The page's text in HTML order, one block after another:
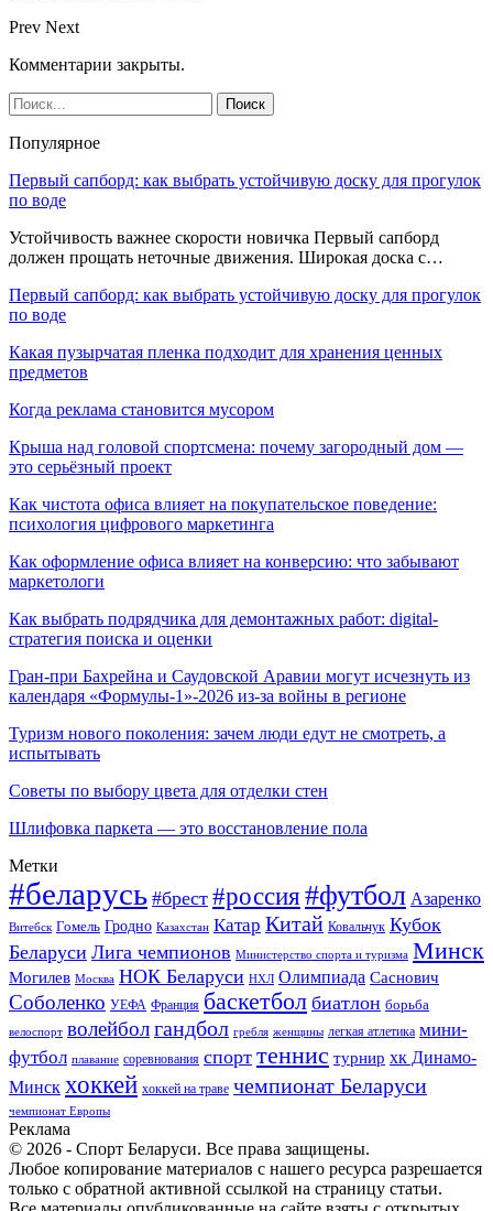
Prev Next
Комментарии закрыты.
Популярное
Первый сапборд: как выбрать устойчивую доску для прогулок
по воде
Устойчивость важнее скорости новичка Первый сапборд
должен прощать неточные движения. Широкая доска с…
Первый сапборд: как выбрать устойчивую доску для прогулок
по воде
Какая пузырчатая пленка подходит для хранения ценных
предметов
Когда реклама становится мусором
Крыша над головой спортсмена: почему загородный дом —
это серьёзный проект
Как чистота офиса влияет на покупательское поведение:
психология цифрового маркетинга
Как оформление офиса влияет на конверсию: что забывают
маркетологи
Как выбрать подрядчика для демонтажных работ: digital-
стратегия поиска и оценки
Гран-при Бахрейна и Саудовской Аравии могут исчезнуть из
календаря «Формулы-1»-2026 из-за войны в регионе
Туризм нового поколения: зачем люди едут не смотреть, а
испытывать
Советы по выбору цвета для отделки стен
Шлифовка паркета — это восстановление пола
Метки
#беларусь #брест #россия#футбол Азаренко
Витебск Гомель Гродно Казахстан Катар Китай Ковальчук Кубок
Беларуси Лига чемпионов Министерство спорта и туризма Минск
Могилев Москва НОК Беларуси НХЛ Олимпиада Саснович
Соболенко УЕФА Франция баскетбол биатлон борьба
велоспорт волейболгандбол гребля женщины легкая атлетика мини-
футбол плавание соревнования спорт теннис турнир хк Динамо-
Минск хоккей хоккей на траве чемпионат Беларуси
чемпионат Европы
Реклама
© 2026 - Спорт Беларуси. Все права защищены.
Любое копирование материалов с нашего ресурса разрешается
только с обратной активной ссылкой на страницу статьи.